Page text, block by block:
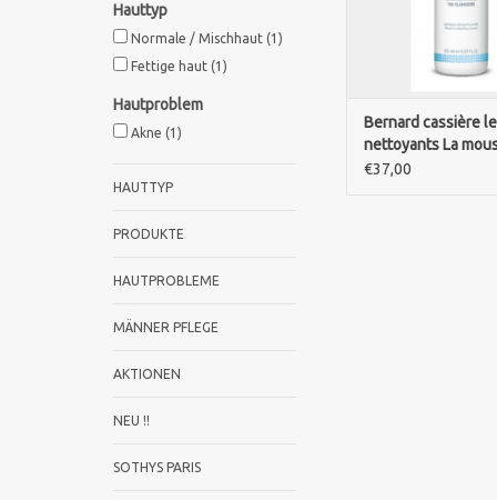
Hauttyp
Normale / Mischhaut (1)
Fettige haut (1)
Hautproblem
Akne (1)
HAUTTYP
PRODUKTE
HAUTPROBLEME
MÄNNER PFLEGE
AKTIONEN
NEU !!
SOTHYS PARIS
ZUM WARENKORB
Bernard cassière
nettoyants La
nettoyante pureté
€37,00